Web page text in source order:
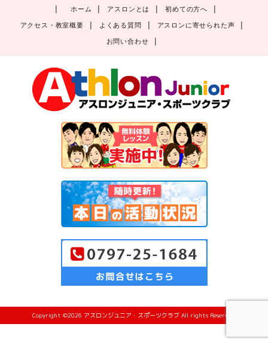
ホーム アスロンとは 初めての方へ
アクセス・教室概要 よくある質問 アスロンに寄せられた声
お問い合わせ
Copyright ©2026 アスロンジュニア・スポーツクラブ All rights Reserved.